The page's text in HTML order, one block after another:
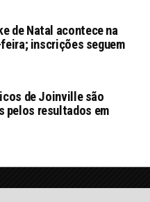
de Natal acontece na
inscrições seguem
de Joinville são
pelos resultados em